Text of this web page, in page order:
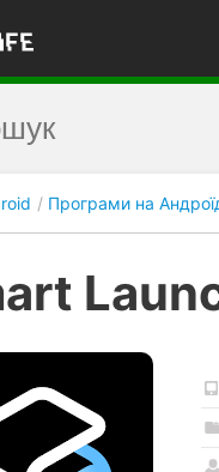
Програми на